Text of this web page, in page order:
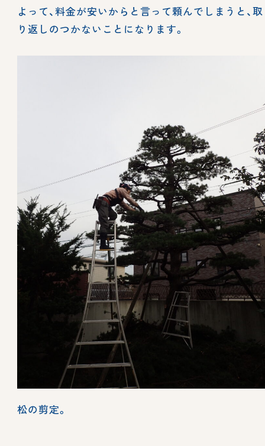
よって、料金が安いからと言って頼んでしまうと、取
り返しのつかないことになります。
松の剪定。